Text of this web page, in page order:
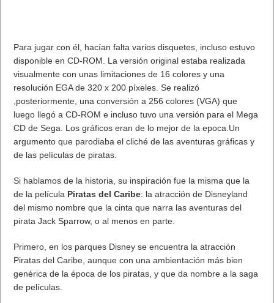
en euros 799 euros de iPad Pro. Bajada del resto de iPads. El
de 128 Gb el mas atarctivo son 1079 dolares.